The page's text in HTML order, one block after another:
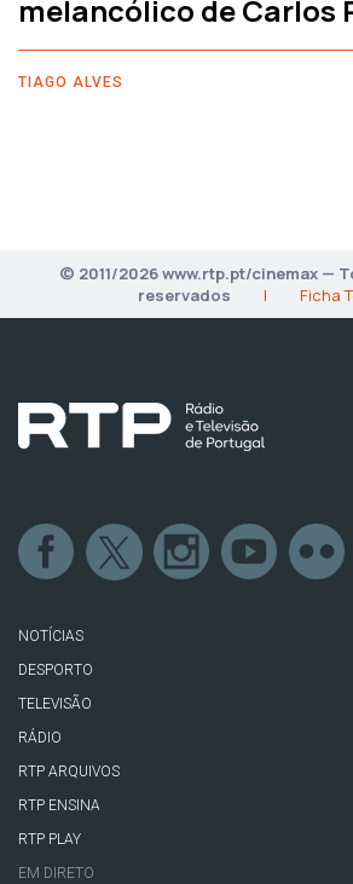
melancólico de Carlos
TIAGO ALVES
© 2011/2026 www.rtp.pt/cinemax —
reservados
| Ficha
NOTÍCIAS
DESPORTO
TELEVISÃO
RÁDIO
RTP ARQUIVOS
RTP ENSINA
RTP PLAY
EM DIRETO